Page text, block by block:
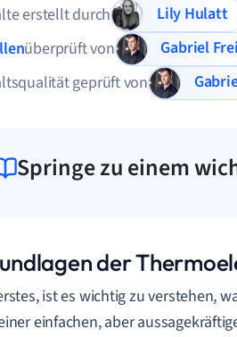
erstellt durch
Lily Hulatt
überprüft von
Gabriel
geprüft von
Springe zu einem
der
ist es wichtig zu verstehen,
einfachen, aber